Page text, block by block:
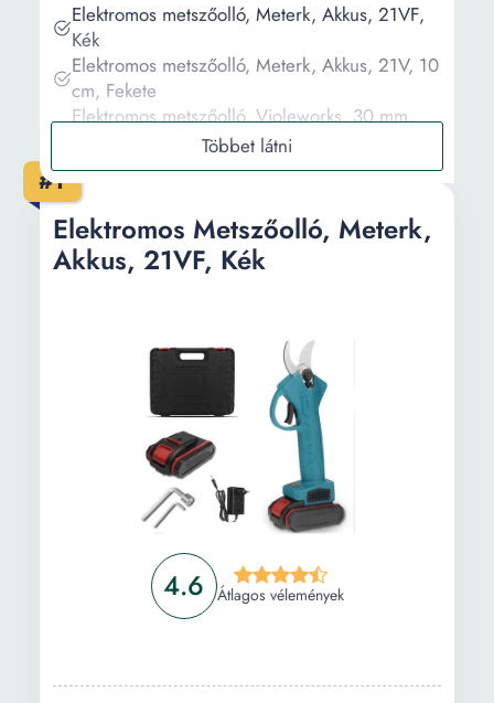
#1
4.6 Átlagos vélemények
Elektromos Metszőolló, Meterk,
Akkus, 21VF, Kék
Elektromos metszőolló, Meterk, Akkus, 21VF,
Kék
Elektromos metszőolló, Meterk, Akkus, 21V, 10
cm, Fekete
Elektromos metszőolló, Violeworks, 30 mm,
vezeték nélküli, elektromos, elem nélkül, zöld
Elektromos metszőolló, Violeworks, 30 mm,
vezeték nélküli, elektromos, 2 elemes, zöld
Elektromos metszőolló, Violeworks, 30 mm,
vezeték nélküli, elektromos, 1 elem, zöld
Vásárlási útmutató